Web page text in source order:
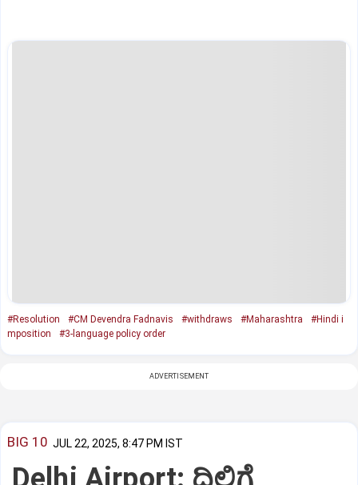
#Resolution #CM Devendra Fadnavis #withdraws #Maharashtra
#Hindi i
mposition
#3-language policy order
ADVERTISEMENT
BIG 10 JUL 22, 2025, 8:47 PM IST